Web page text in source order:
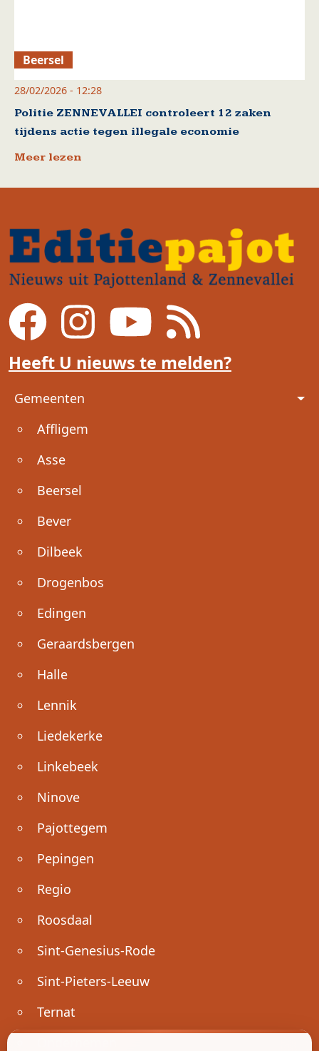
Beersel
28/02/2026 - 12:28
Politie ZENNEVALLEI controleert 12 zaken
tijdens actie tegen illegale economie
Meer lezen
Heeft U nieuws te melden?
Voet
Gemeenten
Affligem
Asse
Beersel
Bever
Dilbeek
Drogenbos
Edingen
Geraardsbergen
Halle
Lennik
Liedekerke
Linkebeek
Ninove
Pajottegem
Pepingen
Regio
Roosdaal
Sint-Genesius-Rode
Sint-Pieters-Leeuw
Ternat